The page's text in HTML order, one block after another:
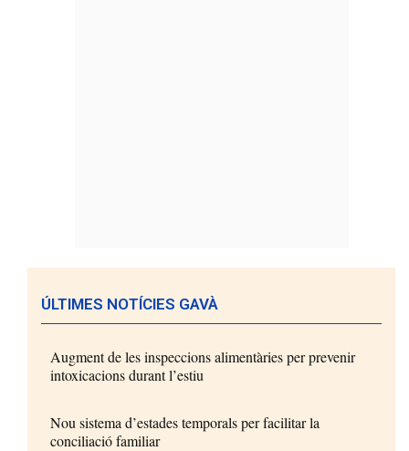
ÚLTIMES NOTÍCIES GAVÀ
Augment de les inspeccions alimentàries per prevenir
intoxicacions durant l’estiu
Nou sistema d’estades temporals per facilitar la
conciliació familiar